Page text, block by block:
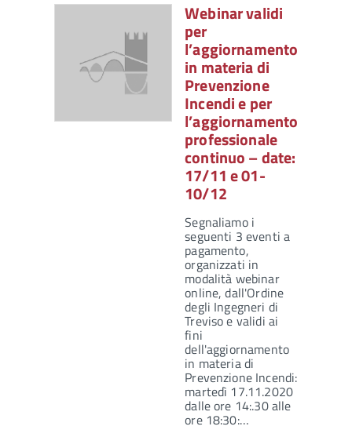
Webinar validi
per
l’aggiornamento
in materia di
Prevenzione
Incendi e per
l’aggiornamento
professionale
continuo – date:
17/11 e 01-
10/12
Segnaliamo i
seguenti 3 eventi a
pagamento,
organizzati in
modalità webinar
online, dall'Ordine
degli Ingegneri di
Treviso e validi ai
fini
dell'aggiornamento
in materia di
Prevenzione Incendi:
martedì 17.11.2020
dalle ore 14:.30 alle
ore 18:30:…